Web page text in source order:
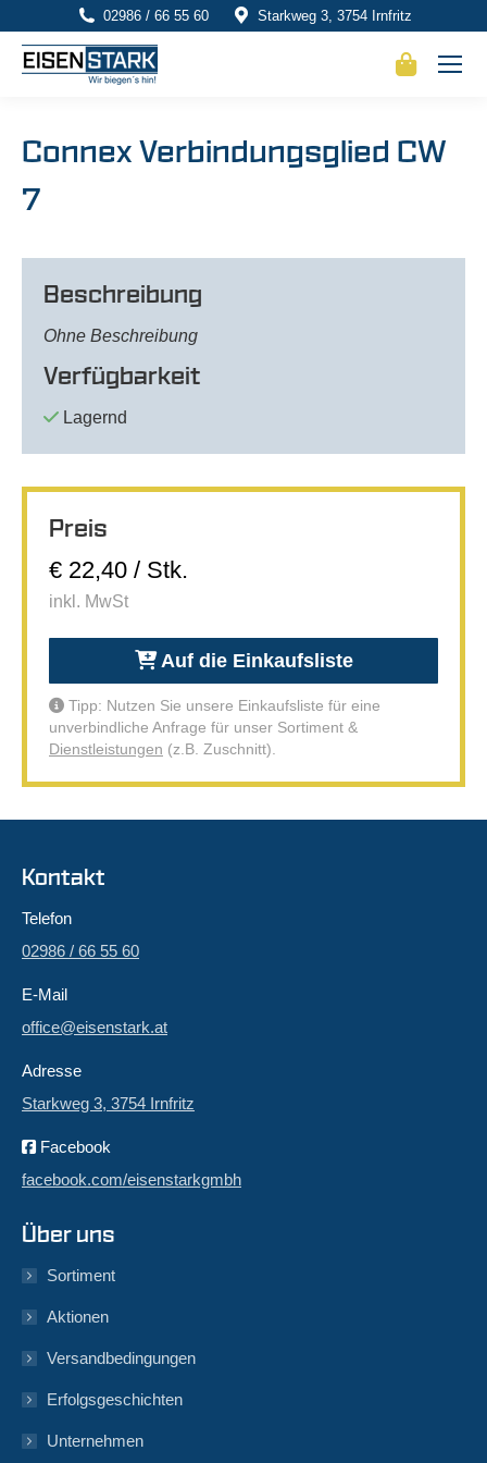
02986 / 66 55 60 Starkweg 3, 3754 Irnfritz
Connex Verbindungsglied CW
7
Beschreibung
Ohne Beschreibung
Verfügbarkeit
Lagernd
Preis
€ 22,40 / Stk.
inkl. MwSt
Auf die Einkaufsliste
Tipp: Nutzen Sie unsere Einkaufsliste für eine
unverbindliche Anfrage für unser Sortiment &
Dienstleistungen (z.B. Zuschnitt).
Kontakt
Telefon
02986 / 66 55 60
E-Mail
office@eisenstark.at
Adresse
Starkweg 3, 3754 Irnfritz
Facebook
facebook.com/eisenstarkgmbh
Über uns
Sortiment
Aktionen
Versandbedingungen
Erfolgsgeschichten
Unternehmen